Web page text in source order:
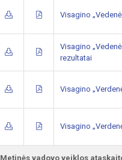
Visagino
Visagino
rezultatai
Visagino
Visagino
Metinės vadovo veiklos